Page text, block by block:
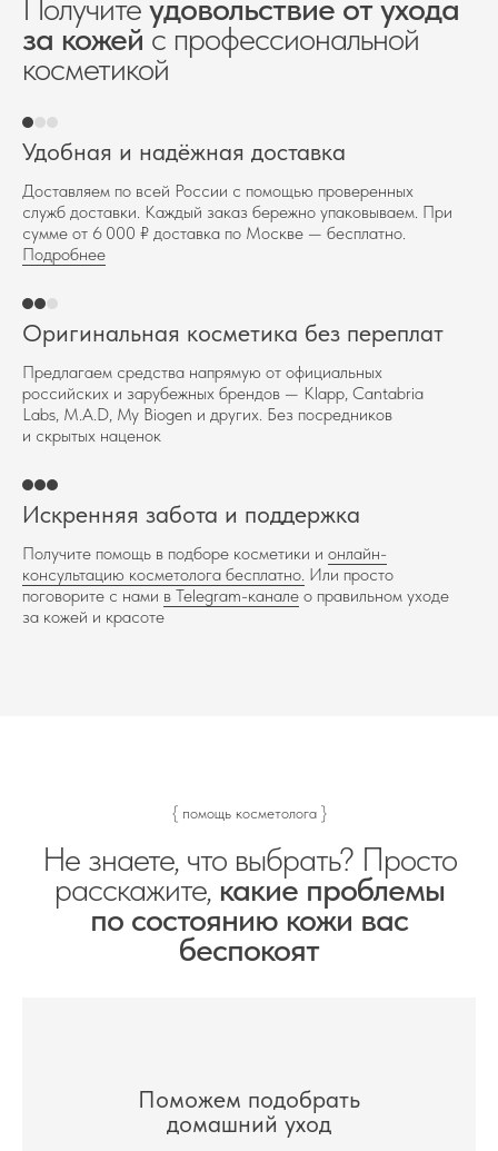
за кожей с профессиональной
косметикой
Удобная и надёжная доставка
Получите помощь в подборе косметики и онлайн-
консультацию косметолога бесплатно. Или просто
поговорите с нами в Telegram-канале о правильном уходе
за кожей и красоте
Искренняя забота и поддержка
Предлагаем средства напрямую от официальных
российских и зарубежных брендов — Klapp, Cantabria
Labs, M.A.D, My Biogen и других. Без посредников
и скрытых наценок
Оригинальная косметика без переплат
Доставляем по всей России с помощью проверенных
служб доставки. Каждый заказ бережно упаковываем. При
сумме от 6 000 ₽ доставка по Москве — бесплатно.
Подробнее
Поможем подобрать
домашний уход
{ помощь косметолога }
Не знаете, что выбрать? Просто
расскажите, какие проблемы
по состоянию кожи вас
беспокоят